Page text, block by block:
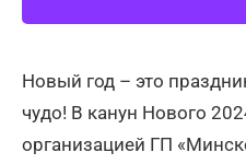
Новый год – это
чудо! В канун Нового
организацией ГП